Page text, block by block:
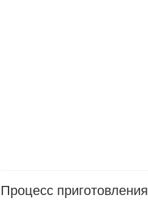
Процесс приготовления